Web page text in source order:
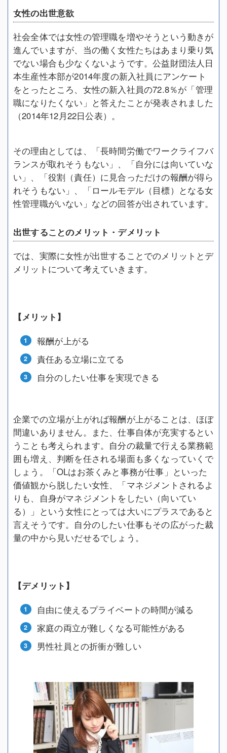
女性の出世意欲
社会全体では女性の管理職を増やそうという動きが
進んでいますが、当の働く女性たちはあまり乗り気
でない場合も少なくないようです。公益財団法人日
本生産性本部が2014年度の新入社員にアンケート
をとったところ、女性の新入社員の72.8％が「管理
職になりたくない」と答えたことが発表されました
（2014年12月22日公表）。
その理由としては、「長時間労働でワークライフバ
ランスが取れそうもない」、「自分には向いていな
い」、「役割（責任）に見合っただけの報酬が得ら
れそうもない」、「ロールモデル（目標）となる女
性管理職がいない」などの回答が出されています。
出世することのメリット・デメリット
では、実際に女性が出世することでのメリットとデ
メリットについて考えていきます。
【メリット】
報酬が上がる
責任ある立場に立てる
自分のしたい仕事を実現できる
企業での立場が上がれば報酬が上がることは、ほぼ
間違いありません。また、仕事自体が充実するとい
うことも考えられます。自分の裁量で行える業務範
囲も増え、判断を任される場面も多くなっていくで
しょう。「OLはお茶くみと事務が仕事」といった
価値観から脱したい女性、「マネジメントされるよ
りも、自身がマネジメントをしたい（向いてい
る）」という女性にとっては大いにプラスであると
言えそうです。自分のしたい仕事もその広がった裁
量の中から見いだせるでしょう。
【デメリット】
自由に使えるプライベートの時間が減る
家庭の両立が難しくなる可能性がある
男性社員との折衝が難しい